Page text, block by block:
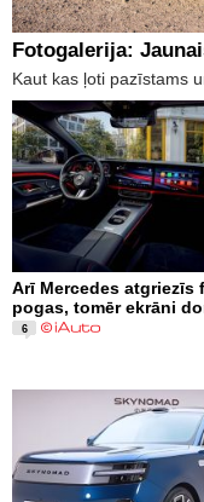
Fotogalerija:
Kaut kas ļoti pazīstams
Arī Mercedes atgriezīs
pogas, tomēr ekrāni
6